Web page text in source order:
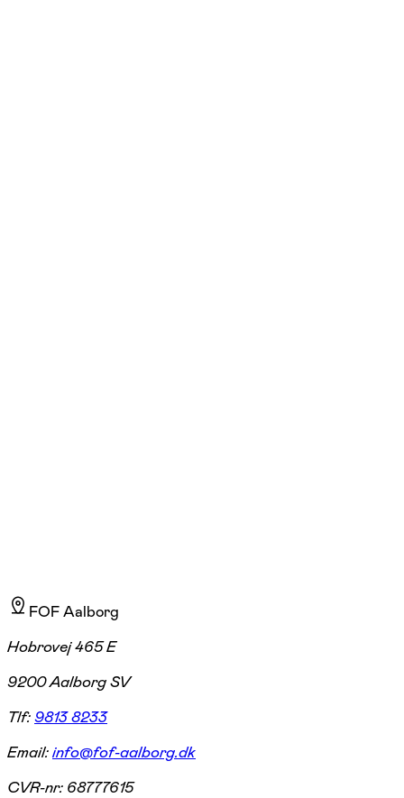
FOF Aalborg
Hobrovej 465 E
9200 Aalborg SV
Tlf:9813 8233
Email:info@fof-aalborg.dk
CVR-nr: 68777615